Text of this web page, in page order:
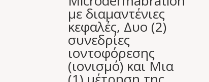
με διαμαντένιες
κεφαλές, Δυο (2)
συνεδρίες
ιοντοφόρεσης
(ιονισμό) και Μια